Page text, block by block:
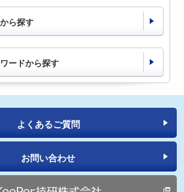
ら探す
ードから探す
よくあるご質問
お問い合わせ